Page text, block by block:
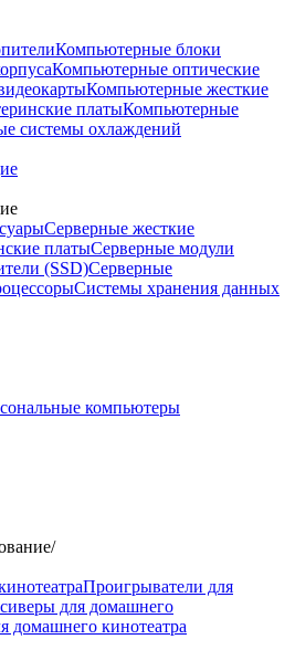
Компьютерные блоки
Компьютерные оптические
Компьютерные жесткие
платыКомпьютерные
системы охлаждений
Серверные жесткие
платыСерверные модули
(SSD)Серверные
Системы хранения данных
компьютеры
/
Проигрыватели для
для домашнего
домашнего кинотеатра